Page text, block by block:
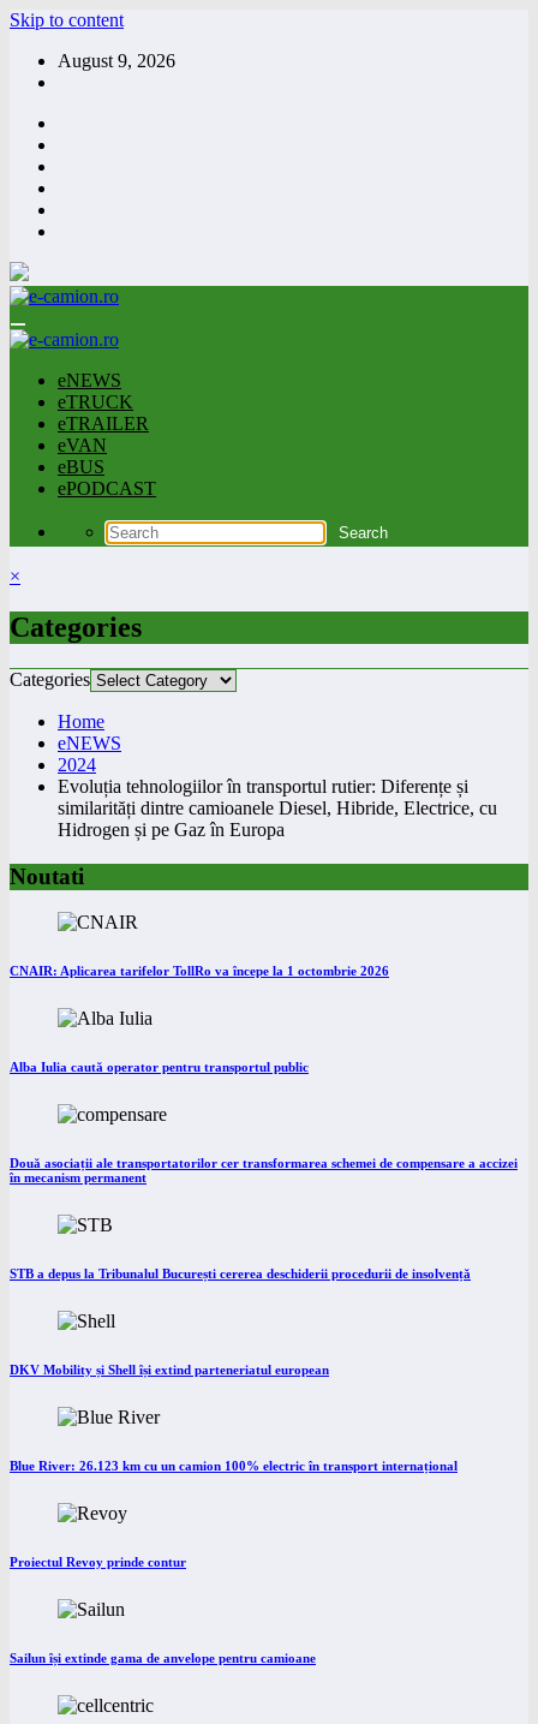
Skip to content
August 9, 2026
eNEWS
eTRUCK
eTRAILER
eVAN
eBUS
ePODCAST
×
Categories
Categories
Home
eNEWS
2024
Evoluția tehnologiilor în transportul rutier: Diferențe și
similarități dintre camioanele Diesel, Hibride, Electrice, cu
Hidrogen și pe Gaz în Europa
Noutati
CNAIR: Aplicarea tarifelor TollRo va începe la 1 octombrie 2026
Alba Iulia caută operator pentru transportul public
Două asociații ale transportatorilor cer transformarea schemei de compensare a accizei
în mecanism permanent
STB a depus la Tribunalul București cererea deschiderii procedurii de insolvență
DKV Mobility și Shell își extind parteneriatul european
Blue River: 26.123 km cu un camion 100% electric în transport internațional
Proiectul Revoy prinde contur
Sailun își extinde gama de anvelope pentru camioane